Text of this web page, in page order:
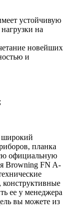
устойчивую
на
новейших
и
широкий
планка
официальную
Browning FN A-
ее у менеджера
вы можете из